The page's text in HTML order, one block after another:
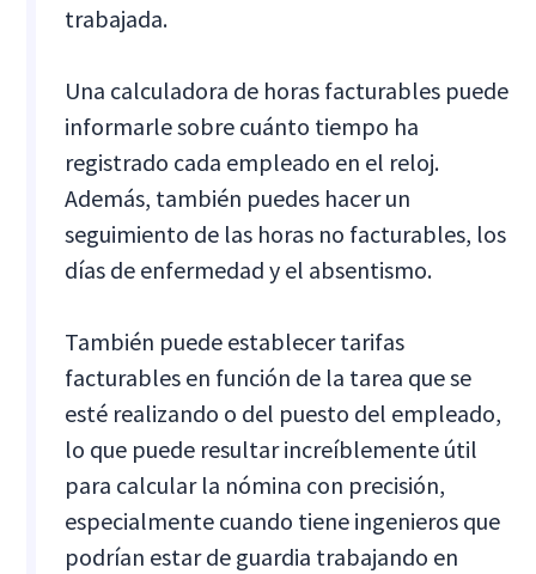
trabajada.
Una calculadora de horas facturables puede
informarle sobre cuánto tiempo ha
registrado cada empleado en el reloj.
Además, también puedes hacer un
seguimiento de las horas no facturables, los
días de enfermedad y el absentismo.
También puede establecer tarifas
facturables en función de la tarea que se
esté realizando o del puesto del empleado,
lo que puede resultar increíblemente útil
para calcular la nómina con precisión,
especialmente cuando tiene ingenieros que
podrían estar de guardia trabajando en